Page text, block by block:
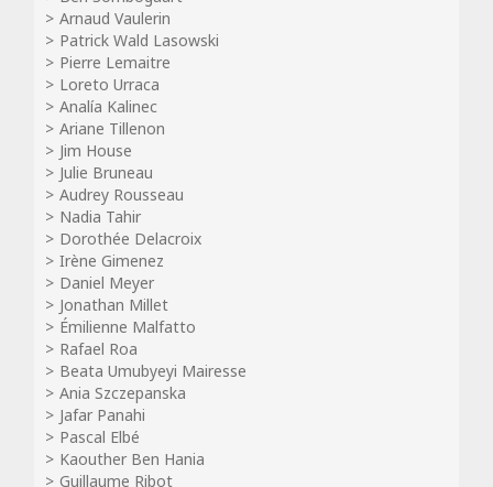
Arnaud Vaulerin
Patrick Wald Lasowski
Pierre Lemaitre
Loreto Urraca
Analía Kalinec
Ariane Tillenon
Jim House
Julie Bruneau
Audrey Rousseau
Nadia Tahir
Dorothée Delacroix
Irène Gimenez
Daniel Meyer
Jonathan Millet
Émilienne Malfatto
Rafael Roa
Beata Umubyeyi Mairesse
Ania Szczepanska
Jafar Panahi
Pascal Elbé
Kaouther Ben Hania
Guillaume Ribot